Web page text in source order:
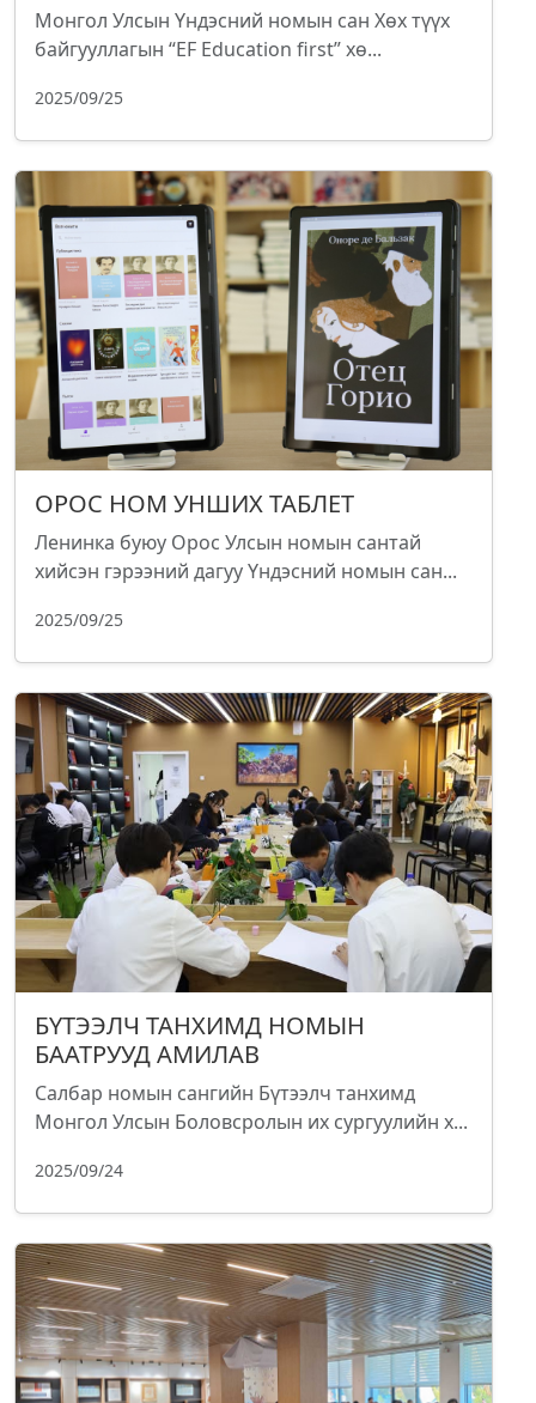
Монгол Улсын Үндэсний номын сан Хөх түүх
байгууллагын “EF Education first” хө...
2025/09/25
ОРОС НОМ УНШИХ ТАБЛЕТ
Ленинка буюу Орос Улсын номын сантай
хийсэн гэрээний дагуу Үндэсний номын сан...
2025/09/25
БҮТЭЭЛЧ ТАНХИМД НОМЫН
БААТРУУД АМИЛАВ
Салбар номын сангийн Бүтээлч танхимд
Монгол Улсын Боловсролын их сургуулийн х...
2025/09/24